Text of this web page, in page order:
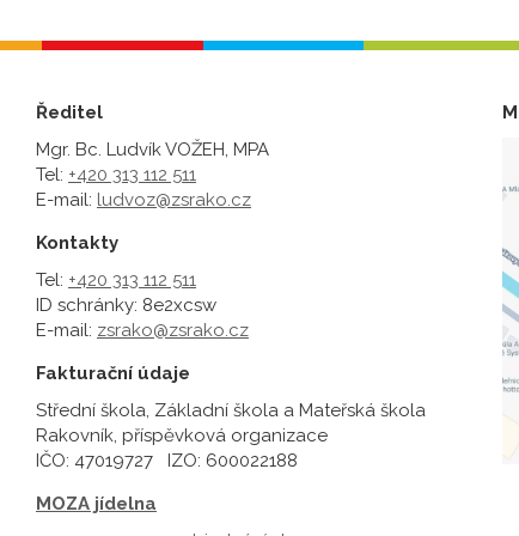
Ředitel
Mgr. Bc. Ludvík VOŽEH, MPA
Tel: +420 313 112 511
E-mail: ludvoz@zsrako.cz
Kontakty
Tel: +420 313 112 511
ID schránky: 8e2xcsw
E-mail: zsrako@zsrako.cz
Fakturační údaje
Střední škola, Základní škola a Mateřská škola
Rakovník, příspěvková organizace
IČO: 47019727 IZO: 600022188
MOZA jídelna